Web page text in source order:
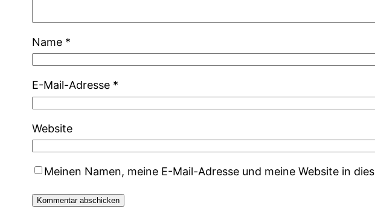
Name *
E-Mail-Adresse *
Website
Meinen Namen, meine E-Mail-Adresse und meine Website in